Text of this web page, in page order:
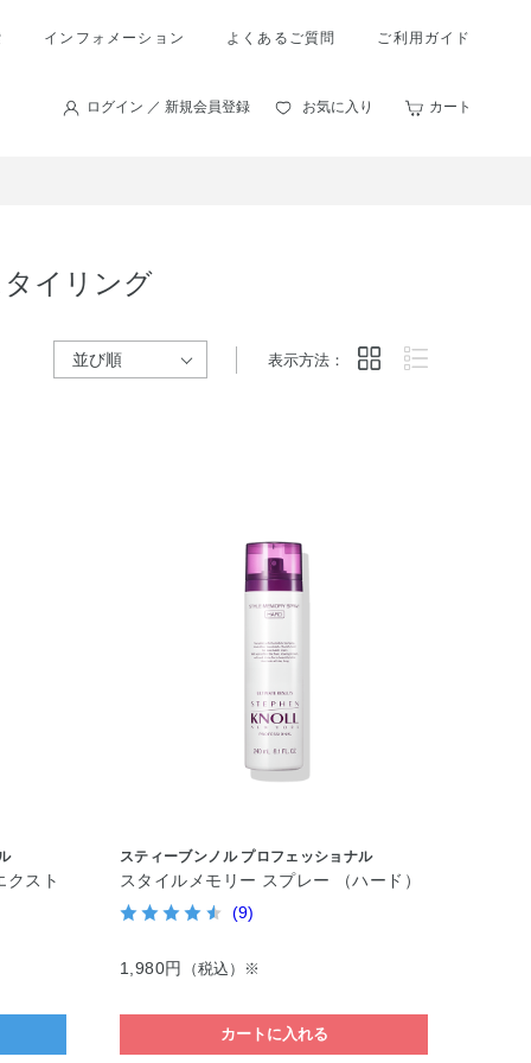
インフォメーション よくあるご質問 ご利用ガイド
ログイン ／ 新規会員登録 お気に入り カート
イリング
表示方法：
クスト
スティーブンノル プロフェッショナル
スタイルメモリー スプレー （ハード）
(9)
1,980円 （税込）※
カートに入れる